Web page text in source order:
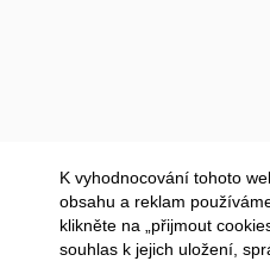
K vyhodnocování tohoto
obsahu a reklam
klikněte na „přijmout
souhlas k jejich uložení,